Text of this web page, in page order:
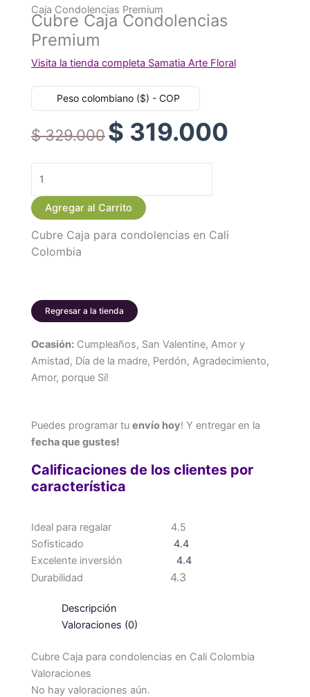
Caja Condolencias Premium
Cubre Caja Condolencias
Premium
Visita la tienda completa Samatia Arte Floral
Peso colombiano ($) - COP
$329.000
Original
price
$ 319.000
Cubre
Caja
Condolencias
Premium
cantidad
Agregar al Carrito
Cubre Caja para condolencias en Cali
Colombia
Regresar a la tienda
Ocasión: Cumpleaños, San Valentine, Amor y
Amistad, Día de la madre, Perdón, Agradecimiento,
Amor, porque Sí!
Puedes programar tu envío hoy! Y entregar en la
fecha que gustes!
Calificaciones de los clientes por
característica
Ideal para regalar
4.5
Sofisticado
4.4
Excelente inversión
4.4
Durabilidad
4.3
Descripción
Valoraciones (0)
Cubre Caja para condolencias en Cali Colombia
Valoraciones
No hay valoraciones aún.